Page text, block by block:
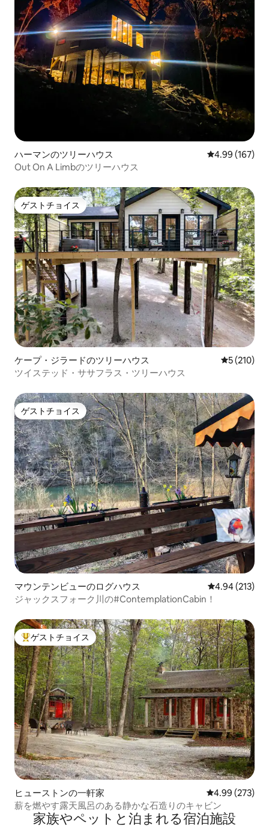
ハーマンのツリーハウス レビュー167
4.99 (167)
Out On A Limbのツリーハウス
ゲストチョイス
ゲストチョイス
ケープ・ジラードのツリーハウス レビュー
5 (210)
ツイステッド・ササフラス・ツリーハウス
ゲストチョイス
ゲストチョイス
マウンテンビューのログハウス レビュー213
4.94 (213)
ジャックスフォーク川の#ContemplationCabin！
大好評のゲストチョイスです。
ゲストチョイス
ヒューストンの一軒家 レビュー273
4.99 (273)
薪を燃やす露天風呂のある静かな石造りのキャビン
家族やペットと泊まれる宿泊施設